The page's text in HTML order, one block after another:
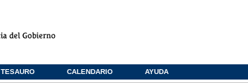
TESAURO CALENDARIO AYUDA